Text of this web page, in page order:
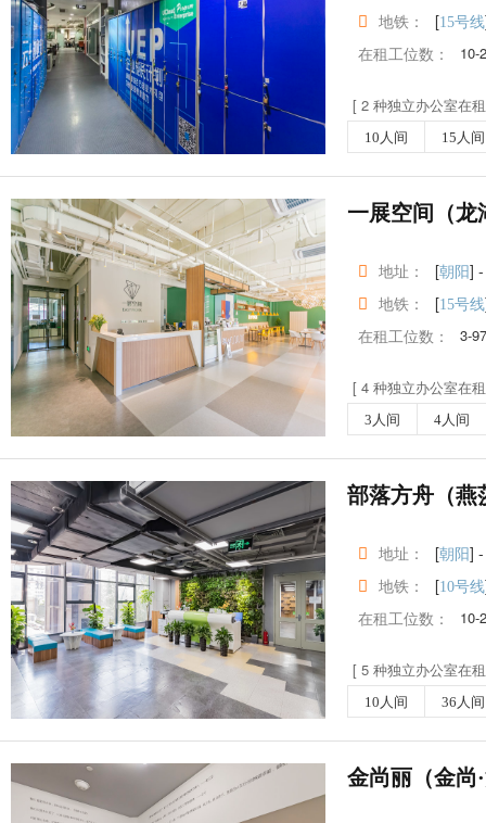
地铁：
[15号线
在租工位数：
10-
[ 2 种独立办公室在
10人间 15人间
一展空间（龙
地址： [朝阳]
地铁：
[15号线
在租工位数：
3-
[ 4 种独立办公室在
3人间 4人间
部落方舟（燕
地址： [朝阳]
地铁：
[10号线
在租工位数：
10-
[ 5 种独立办公室在
10人间 36人间
金尚丽（金尚